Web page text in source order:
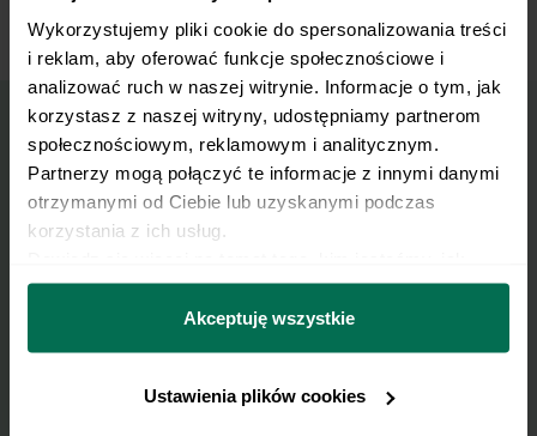
Wykorzystujemy pliki cookie do spersonalizowania treści
i reklam, aby oferować funkcje społecznościowe i
analizować ruch w naszej witrynie. Informacje o tym, jak
korzystasz z naszej witryny, udostępniamy partnerom
społecznościowym, reklamowym i analitycznym.
Partnerzy mogą połączyć te informacje z innymi danymi
otrzymanymi od Ciebie lub uzyskanymi podczas
korzystania z ich usług.
można się z nami skontaktować i w jaki sposób
przetwarzamy dane osobowe w ramach
prywatności.
Akceptuję wszystkie
Ustawienia plików cookies
Wyślij przepis na e-mail
Nasze najlepsze przepisy, prosto na Twoja